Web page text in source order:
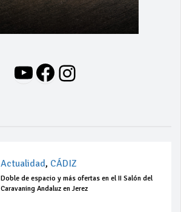
YouTube
Facebook
Instagram
Actualidad, CÁDIZ
Doble de espacio y más ofertas en el II Salón del
Caravaning Andaluz en Jerez